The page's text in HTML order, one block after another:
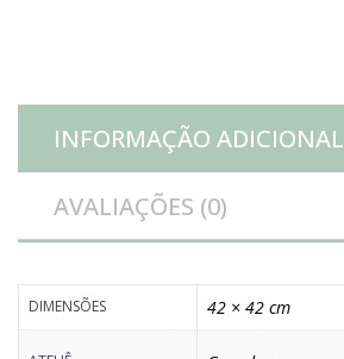
INFORMAÇÃO ADICIONAL
AVALIAÇÕES (0)
DIMENSÕES 42 × 42 cm